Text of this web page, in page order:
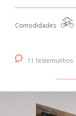
Comodidades
11 testemunhos